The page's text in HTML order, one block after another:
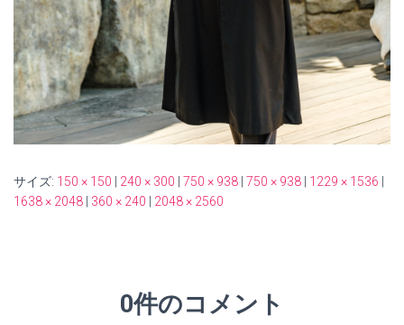
サイズ: 150 × 150 | 240 × 300 | 750 × 938 | 750 × 938 | 1229 × 1536 |
1638 × 2048 | 360 × 240 | 2048 × 2560
0件のコメント